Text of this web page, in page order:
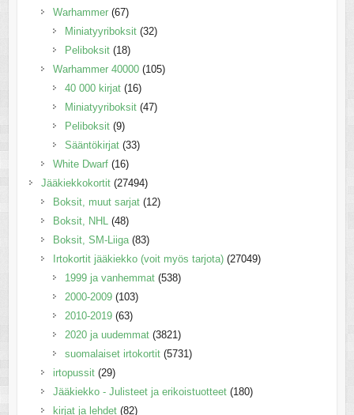
Warhammer (67)
Miniatyyriboksit (32)
Peliboksit (18)
Warhammer 40000 (105)
40 000 kirjat (16)
Miniatyyriboksit (47)
Peliboksit (9)
Sääntökirjat (33)
White Dwarf (16)
Jääkiekkokortit (27494)
Boksit, muut sarjat (12)
Boksit, NHL (48)
Boksit, SM-Liiga (83)
Irtokortit jääkiekko (voit myös tarjota) (27049)
1999 ja vanhemmat (538)
2000-2009 (103)
2010-2019 (63)
2020 ja uudemmat (3821)
suomalaiset irtokortit (5731)
irtopussit (29)
Jääkiekko - Julisteet ja erikoistuotteet (180)
kirjat ja lehdet (82)